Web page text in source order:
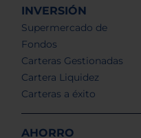
INVERSIÓN
Supermercado de
Fondos
Carteras Gestionadas
Cartera Liquidez
Carteras a éxito
AHORRO